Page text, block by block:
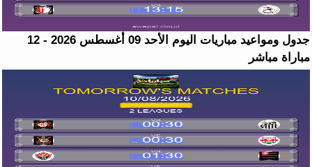
جدول ومواعيد مباريات اليوم الأحد 09 أغسطس 2026 - 12
مباراة مباشر